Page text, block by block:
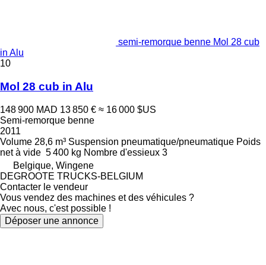
semi-remorque benne Mol 28 cub
in Alu
10
Mol 28 cub in Alu
148 900 MAD 13 850 € ≈ 16 000 $US
Semi-remorque benne
2011
Volume 28,6 m³ Suspension pneumatique/pneumatique Poids
net à vide 5 400 kg Nombre d'essieux 3
Belgique, Wingene
DEGROOTE TRUCKS-BELGIUM
Contacter le vendeur
Vous vendez des machines et des véhicules ?
Avec nous, c'est possible !
Déposer une annonce